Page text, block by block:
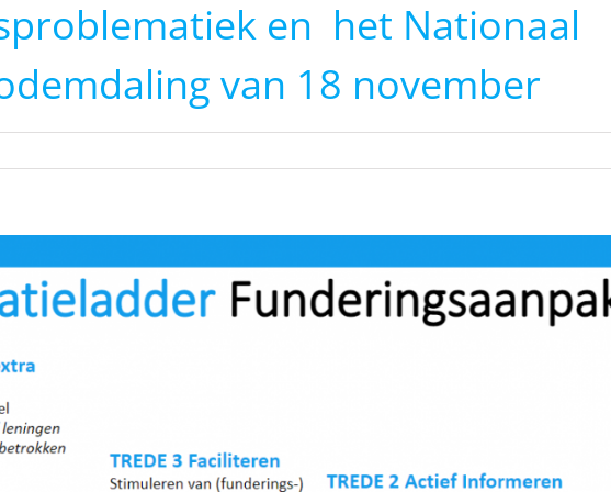
en het Nationaal
van 18 november